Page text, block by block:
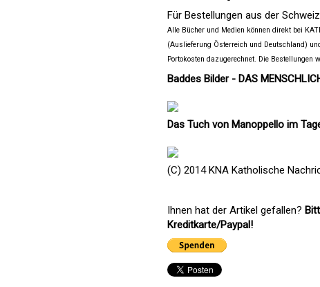
Für Bestellungen aus der
Alle Bücher und Medien können direkt bei
(Auslieferung Österreich und Deutschland)
Portokosten dazugerechnet. Die Bestellungen
Baddes Bilder - DAS
Das Tuch von Manoppello im
(C) 2014 KNA Katholische
Ihnen hat der Artikel gefallen?
Kreditkarte/Paypal!